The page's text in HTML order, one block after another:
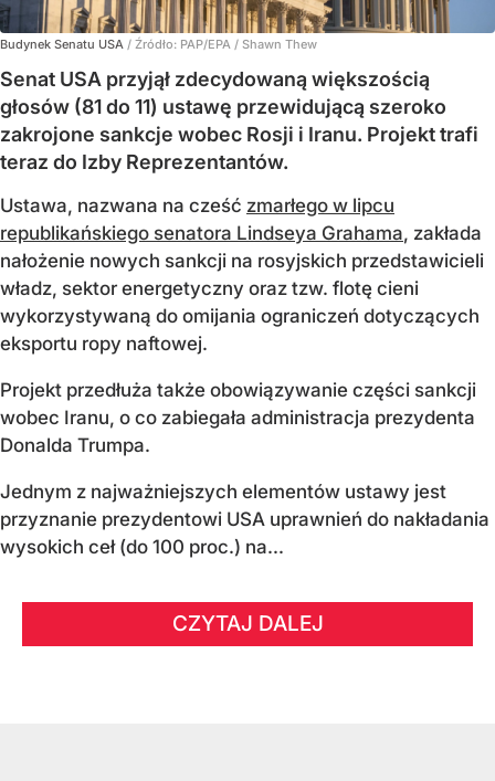
Budynek Senatu USA / Źródło: PAP/EPA / Shawn Thew
Senat USA przyjął zdecydowaną większością
głosów (81 do 11) ustawę przewidującą szeroko
zakrojone sankcje wobec Rosji i Iranu. Projekt trafi
teraz do Izby Reprezentantów.
Ustawa, nazwana na cześć zmarłego w lipcu
republikańskiego senatora Lindseya Grahama, zakłada
nałożenie nowych sankcji na rosyjskich przedstawicieli
władz, sektor energetyczny oraz tzw. flotę cieni
wykorzystywaną do omijania ograniczeń dotyczących
eksportu ropy naftowej.
Projekt przedłuża także obowiązywanie części sankcji
wobec Iranu, o co zabiegała administracja prezydenta
Donalda Trumpa.
Jednym z najważniejszych elementów ustawy jest
przyznanie prezydentowi USA uprawnień do nakładania
wysokich ceł (do 100 proc.) na...
CZYTAJ DALEJ